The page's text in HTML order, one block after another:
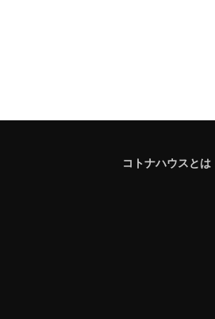
コトナハウスとは